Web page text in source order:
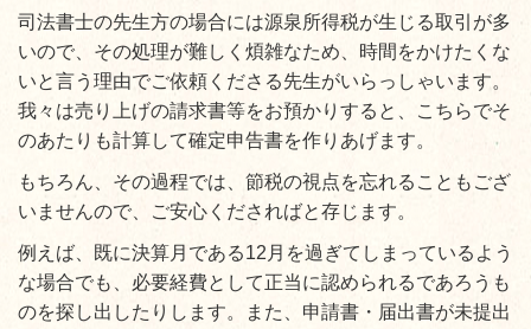
司法書士の先生方の場合には源泉所得税が生じる取引が多
いので、その処理が難しく煩雑なため、時間をかけたくな
いと言う理由でご依頼くださる先生がいらっしゃいます。
我々は売り上げの請求書等をお預かりすると、こちらでそ
のあたりも計算して確定申告書を作りあげます。
もちろん、その過程では、節税の視点を忘れることもござ
いませんので、ご安心くださればと存じます。
例えば、既に決算月である12月を過ぎてしまっているよう
な場合でも、必要経費として正当に認められるであろうも
のを探し出したりします。また、申請書・届出書が未提出